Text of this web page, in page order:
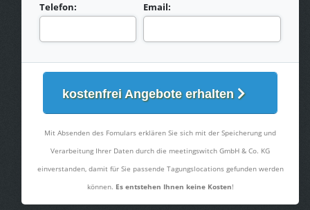
Telefon: Email:
kostenfrei Angebote erhalten
Mit Absenden des Fomulars erklären Sie sich mit der Speicherung und
Verarbeitung Ihrer Daten durch die meetingswitch GmbH & Co. KG
einverstanden, damit für Sie passende Tagungslocations gefunden werden
können. Es entstehen Ihnen keine Kosten!